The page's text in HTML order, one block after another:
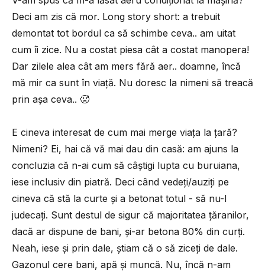
Deci am zis că mor. Long story short: a trebuit
demontat tot bordul ca să schimbe ceva.. am uitat
cum îi zice. Nu a costat piesa cât a costat manopera!
Dar zilele alea cât am mers fără aer.. doamne, încă
mă mir ca sunt în viață. Nu doresc la nimeni să treacă
prin așa ceva.. 🥵
E cineva interesat de cum mai merge viața la țară?
Nimeni? Ei, hai că vă mai dau din casă: am ajuns la
concluzia că n-ai cum să câștigi lupta cu buruiana,
iese inclusiv din piatră. Deci când vedeți/auziți pe
cineva că stă la curte și a betonat totul - să nu-l
judecați. Sunt destul de sigur că majoritatea țăranilor,
dacă ar dispune de bani, și-ar betona 80% din curți.
Neah, iese și prin dale, știam că o să ziceți de dale.
Gazonul cere bani, apă și muncă. Nu, încă n-am